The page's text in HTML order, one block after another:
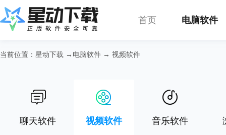
首页 电脑软件
当前位置： 星动下载 → 电脑软件 → 视频软件
聊天软件 视频软件 音乐软件